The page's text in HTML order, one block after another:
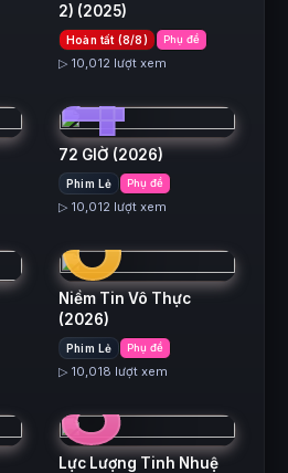
2) (2025)
Hoàn tất (8/8) Phụ đề
▷ 10,012 lượt xem
4
72 GIỜ (2026)
Phim Lẻ Phụ đề
▷ 10,012 lượt xem
6
Niềm Tin Vô Thực
(2026)
Phim Lẻ Phụ đề
▷ 10,018 lượt xem
8
Lực Lượng Tinh Nhuệ